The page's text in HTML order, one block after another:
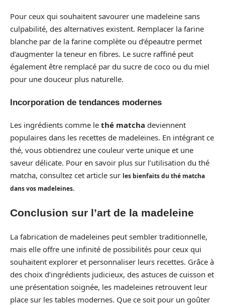
Pour ceux qui souhaitent savourer une madeleine sans
culpabilité, des alternatives existent. Remplacer la farine
blanche par de la farine complète ou d’épeautre permet
d’augmenter la teneur en fibres. Le sucre raffiné peut
également être remplacé par du sucre de coco ou du miel
pour une douceur plus naturelle.
Incorporation de tendances modernes
Les ingrédients comme le thé matcha deviennent
populaires dans les recettes de madeleines. En intégrant ce
thé, vous obtiendrez une couleur verte unique et une
saveur délicate. Pour en savoir plus sur l’utilisation du thé
matcha, consultez cet article sur les bienfaits du thé matcha
dans vos madeleines.
Conclusion sur l’art de la madeleine
La fabrication de madeleines peut sembler traditionnelle,
mais elle offre une infinité de possibilités pour ceux qui
souhaitent explorer et personnaliser leurs recettes. Grâce à
des choix d’ingrédients judicieux, des astuces de cuisson et
une présentation soignée, les madeleines retrouvent leur
place sur les tables modernes. Que ce soit pour un goûter